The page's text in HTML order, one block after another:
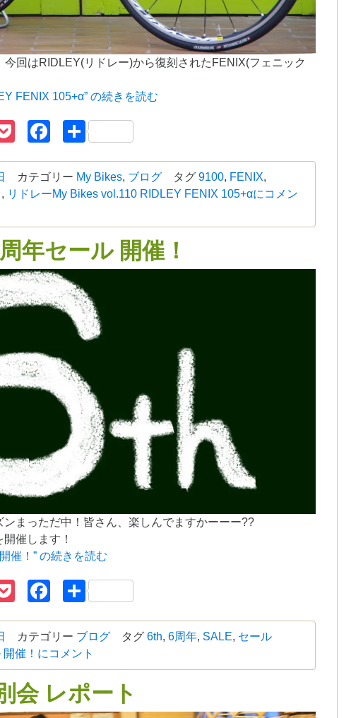
今回はRIDLEY(リドレー)から復刻されたFENIX(フェニック
FENIX 105+α” の続きを読む
PocketFacebook
共
カテゴリー My Bikes, ブログ タグ 9100, FENIX,
, リドレーMy Bikes vol.110 RIDLEY FENIX 105+αに コメン
年セール 開催！
ンまっただ中！皆さん、楽しんでますかーーー??
開催します！
催！” の続きを読む
PocketFacebook
共
有
カテゴリー ブログ タグ 6th, 6周年, SALE, セール
開催！に コメント
会 レポート